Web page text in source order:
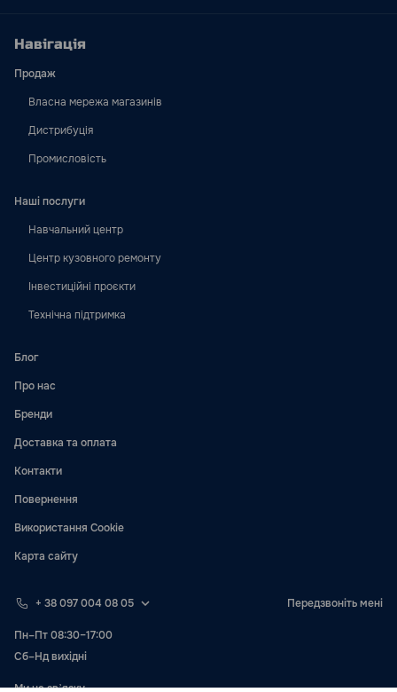
Навігація
Продаж
Власна мережа магазинів
Дистрибуція
Промисловість
Наші послуги
Навчальний центр
Центр кузовного ремонту
Інвестиційні проєкти
Технічна підтримка
Блог
Про нас
Бренди
Доставка та оплата
Контакти
Повернення
Використання Cookie
Карта сайту
+ 38 097 004 08 05 Передзвоніть мені
Пн–Пт 08:30–17:00
Сб–Нд вихідні
Ми на звʼязку